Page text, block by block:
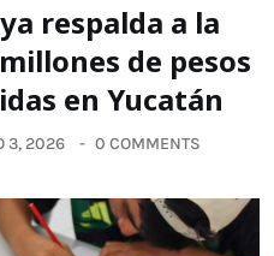
respalda a la
de pesos
en Yucatán
3, 2026 0 COMMENTS